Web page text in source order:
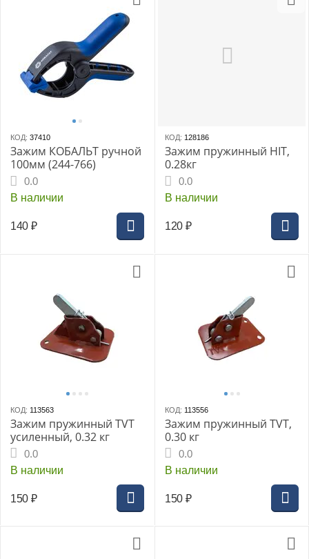
КОД: 37410
Зажим КОБАЛЬТ ручной
100мм (244-766)
0.0
В наличии
140 ₽
КОД: 128186
Зажим пружинный HIT,
0.28кг
0.0
В наличии
120 ₽
КОД: 113563
Зажим пружинный TVT
усиленный, 0.32 кг
0.0
В наличии
150 ₽
КОД: 113556
Зажим пружинный TVT,
0.30 кг
0.0
В наличии
150 ₽